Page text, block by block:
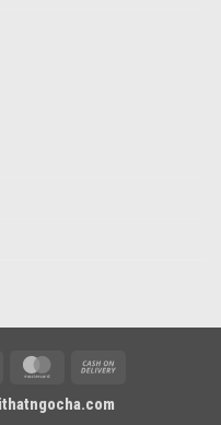
MasterCard